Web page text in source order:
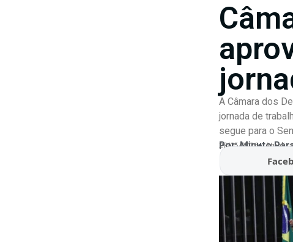
A Câmara dos
jornada de
segue para o
Por:Minuto
28/05/2026